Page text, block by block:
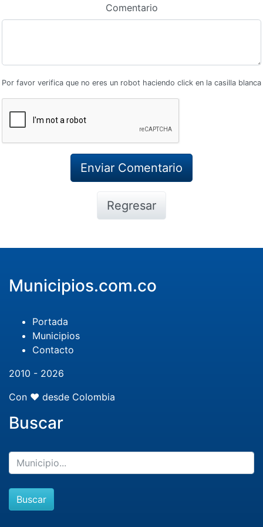
Comentario
Por favor verifica que no eres un robot haciendo click en la casilla blanca
Regresar
Municipios.com.co
Portada
Municipios
Contacto
2010 - 2026
Con ❤️ desde Colombia
Buscar
Buscar